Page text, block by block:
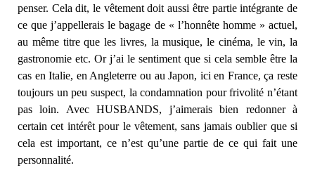
penser. Cela dit, le vêtement doit aussi être partie intégrante de
ce que j’appellerais le bagage de « l’honnête homme » actuel,
au même titre que les livres, la musique, le cinéma, le vin, la
gastronomie etc. Or j’ai le sentiment que si cela semble être la
cas en Italie, en Angleterre ou au Japon, ici en France, ça reste
toujours un peu suspect, la condamnation pour frivolité n’étant
pas loin. Avec HUSBANDS, j’aimerais bien redonner à
certain cet intérêt pour le vêtement, sans jamais oublier que si
cela est important, ce n’est qu’une partie de ce qui fait une
personnalité.